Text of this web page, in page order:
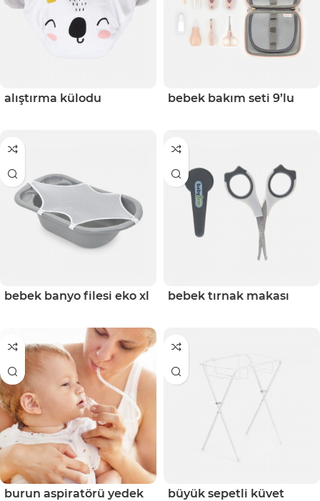
alıştırma külodu bebek bakım seti 9’lu
bebek banyo filesi eko xl bebek tırnak makası
burun aspiratörü yedek
büyük sepetli küvet